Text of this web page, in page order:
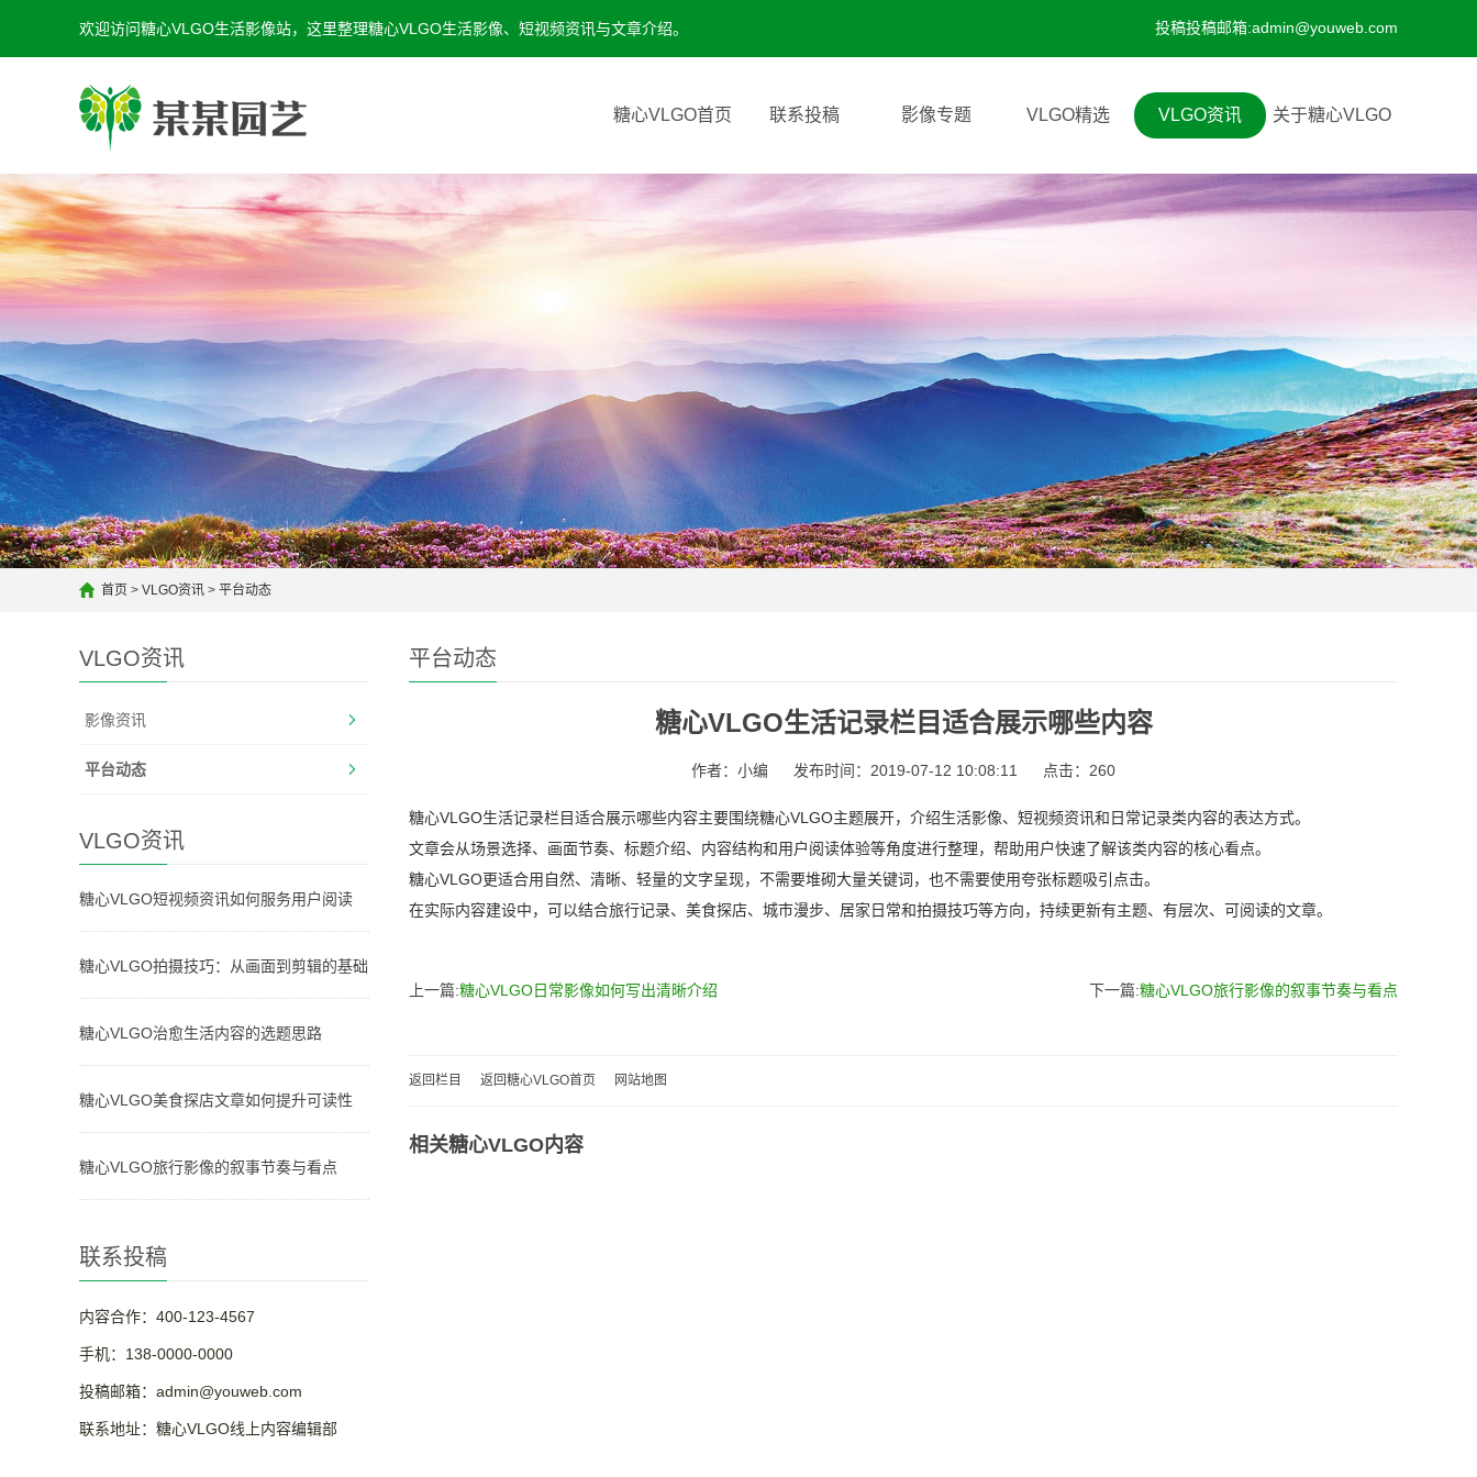
欢迎访问糖心VLGO生活影像站，这里整理糖心VLGO生活影像、短视频资讯与文章介绍。 投稿投稿邮箱:admin@youweb.com
糖心VLGO首页 联系投稿 影像专题 VLGO精选 VLGO资讯 关于糖心VLGO
首页 > VLGO资讯 > 平台动态
VLGO资讯
影像资讯
平台动态
VLGO资讯
糖心VLGO短视频资讯如何服务用户阅读
糖心VLGO拍摄技巧：从画面到剪辑的基础
糖心VLGO治愈生活内容的选题思路
糖心VLGO美食探店文章如何提升可读性
糖心VLGO旅行影像的叙事节奏与看点
联系投稿
内容合作：400-123-4567
手机：138-0000-0000
投稿邮箱：admin@youweb.com
联系地址：糖心VLGO线上内容编辑部
平台动态
糖心VLGO生活记录栏目适合展示哪些内容
作者：小编 发布时间：2019-07-12 10:08:11 点击： 260
糖心VLGO生活记录栏目适合展示哪些内容主要围绕糖心VLGO主题展开，介绍生活影像、短视频资讯和日常记录类内容的表达方式。
文章会从场景选择、画面节奏、标题介绍、内容结构和用户阅读体验等角度进行整理，帮助用户快速了解该类内容的核心看点。
糖心VLGO更适合用自然、清晰、轻量的文字呈现，不需要堆砌大量关键词，也不需要使用夸张标题吸引点击。
在实际内容建设中，可以结合旅行记录、美食探店、城市漫步、居家日常和拍摄技巧等方向，持续更新有主题、有层次、可阅读的文章。
上一篇:糖心VLGO日常影像如何写出清晰介绍 下一篇:糖心VLGO旅行影像的叙事节奏与看点
返回栏目 返回糖心VLGO首页 网站地图
相关糖心VLGO内容